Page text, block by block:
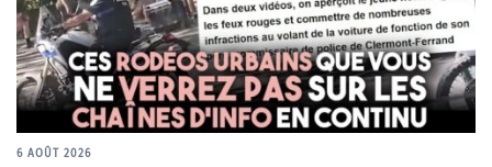
6 AOÛT 2026